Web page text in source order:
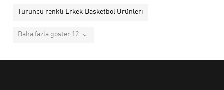
Turuncu renkli Erkek Basketbol Ürünleri
Daha fazla göster 12